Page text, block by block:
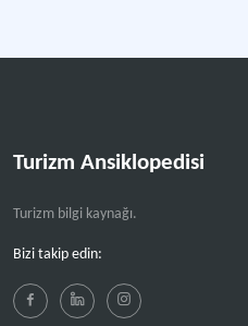
Turizm Ansiklopedisi
Turizm bilgi kaynağı.
Bizi takip edin: